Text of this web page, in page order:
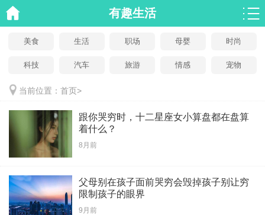
有趣生活
美食 生活 职场 母婴 时尚
科技 汽车 旅游 情感 宠物
当前位置： 首页>
跟你哭穷时，十二星座女小算盘都在盘算
着什么？
8月前
父母别在孩子面前哭穷会毁掉孩子别让穷
限制孩子的眼界
9月前